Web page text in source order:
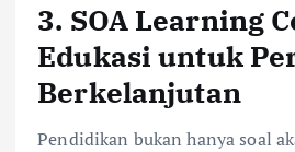
3. SOA Learning
Edukasi untuk
Berkelanjutan
Pendidikan bukan hanya soal